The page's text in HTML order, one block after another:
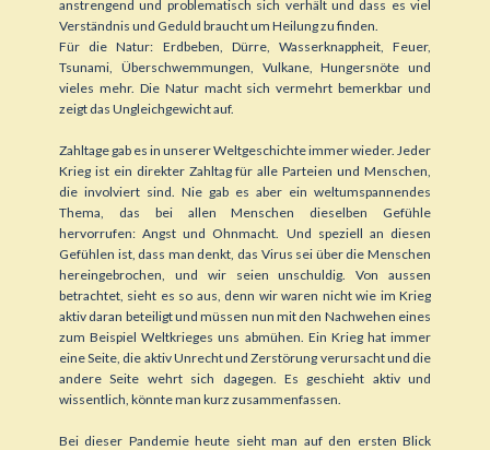
anstrengend und problematisch sich verhält und dass es viel
Verständnis und Geduld braucht um Heilung zu finden.
Für die Natur: Erdbeben, Dürre, Wasserknappheit, Feuer,
Tsunami, Überschwemmungen, Vulkane, Hungersnöte und
vieles mehr. Die Natur macht sich vermehrt bemerkbar und
zeigt das Ungleichgewicht auf.
Zahltage gab es in unserer Weltgeschichte immer wieder. Jeder
Krieg ist ein direkter Zahltag für alle Parteien und Menschen,
die involviert sind. Nie gab es aber ein weltumspannendes
Thema, das bei allen Menschen dieselben Gefühle
hervorrufen: Angst und Ohnmacht. Und speziell an diesen
Gefühlen ist, dass man denkt, das Virus sei über die Menschen
hereingebrochen, und wir seien unschuldig. Von aussen
betrachtet, sieht es so aus, denn wir waren nicht wie im Krieg
aktiv daran beteiligt und müssen nun mit den Nachwehen eines
zum Beispiel Weltkrieges uns abmühen. Ein Krieg hat immer
eine Seite, die aktiv Unrecht und Zerstörung verursacht und die
andere Seite wehrt sich dagegen. Es geschieht aktiv und
wissentlich, könnte man kurz zusammenfassen.
Bei dieser Pandemie heute sieht man auf den ersten Blick